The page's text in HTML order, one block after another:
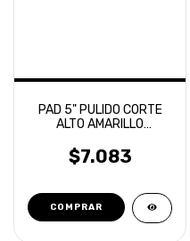
PAD 5" PULIDO CORTE
ALTO AMARILLO
$7.083